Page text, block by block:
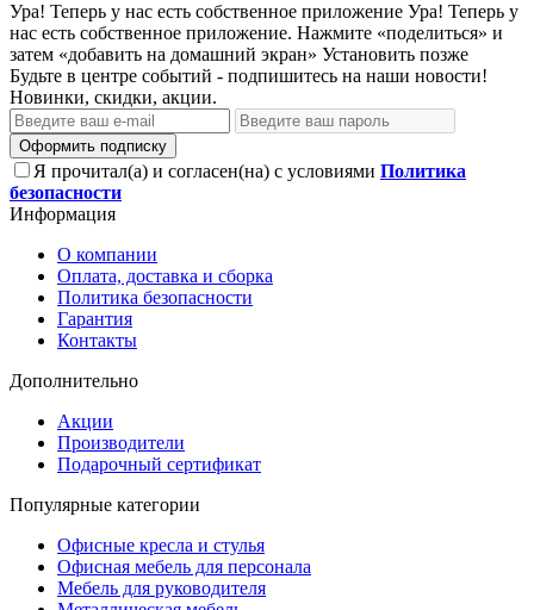
Ура! Теперь у нас есть собственное приложение Ура! Теперь у
нас есть собственное приложение. Нажмите «поделиться» и
затем «добавить на домашний экран» Установить позже
Будьте в центре событий - подпишитесь на наши новости!
Новинки, скидки, акции.
Оформить подписку
Я прочитал(а) и согласен(на) с условиями Политика
безопасности
Информация
О компании
Оплата, доставка и сборка
Политика безопасности
Гарантия
Контакты
Дополнительно
Акции
Производители
Подарочный сертификат
Популярные категории
Офисные кресла и стулья
Офисная мебель для персонала
Мебель для руководителя